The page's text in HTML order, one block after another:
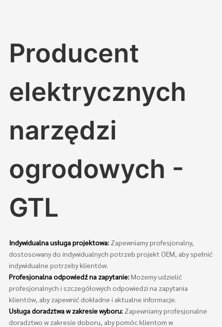
Producent
elektrycznych
narzędzi
ogrodowych -
GTL
Indywidualna usługa projektowa: Zapewniamy profesjonalny,
dostosowany do indywidualnych potrzeb projekt OEM, aby spełnić
indywidualne potrzeby klientów.
Profesjonalna odpowiedź na zapytanie:Możemy udzielić
profesjonalnych i szczegółowych odpowiedzi na zapytania
klientów, aby zapewnić dokładne i aktualne informacje.
Usługa doradztwa w zakresie wyboru: Zapewniamy profesjonalne
doradztwo w zakresie doboru, aby pomóc klientom w